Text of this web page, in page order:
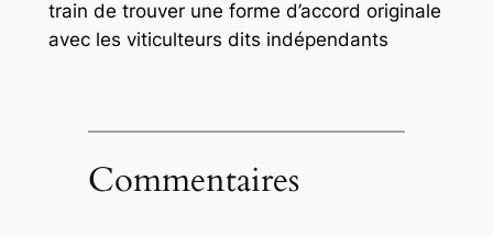
train de trouver une forme d’accord originale
avec les viticulteurs dits indépendants
Commentaires